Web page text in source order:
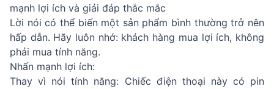
mạnh lợi ích và giải đáp thắc mắc
Lời nói có thể biến một sản phẩm bình thường trở nên
hấp dẫn. Hãy luôn nhớ: khách hàng mua lợi ích, không
phải mua tính năng.
Nhấn mạnh lợi ích:
Thay vì nói tính năng: Chiếc điện thoại này có pin